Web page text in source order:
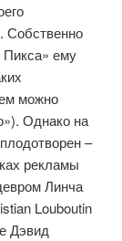
Собственно
Пикса» ему
можно
Однако на
–
рекламы
Линча
Louboutin
Дэвид